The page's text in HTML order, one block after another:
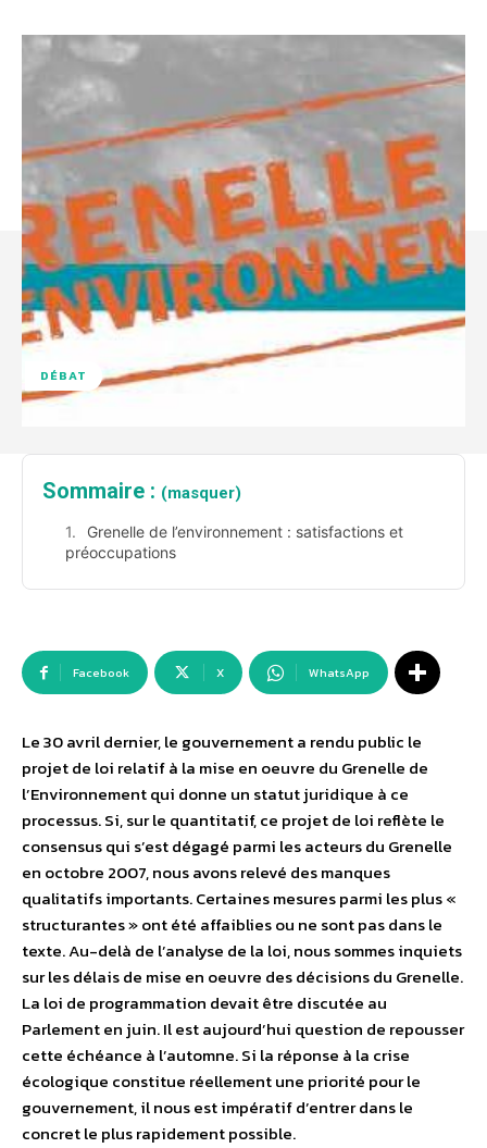
DÉBAT
Sommaire : (masquer)
Grenelle de l’environnement : satisfactions et
préoccupations
Facebook X WhatsApp
Le 30 avril dernier, le gouvernement a rendu public le
projet de loi relatif à la mise en oeuvre du Grenelle de
l’Environnement qui donne un statut juridique à ce
processus. Si, sur le quantitatif, ce projet de loi reflète le
consensus qui s’est dégagé parmi les acteurs du Grenelle
en octobre 2007, nous avons relevé des manques
qualitatifs importants. Certaines mesures parmi les plus «
structurantes » ont été affaiblies ou ne sont pas dans le
texte. Au-delà de l’analyse de la loi, nous sommes inquiets
sur les délais de mise en oeuvre des décisions du Grenelle.
La loi de programmation devait être discutée au
Parlement en juin. Il est aujourd’hui question de repousser
cette échéance à l’automne. Si la réponse à la crise
écologique constitue réellement une priorité pour le
gouvernement, il nous est impératif d’entrer dans le
concret le plus rapidement possible.